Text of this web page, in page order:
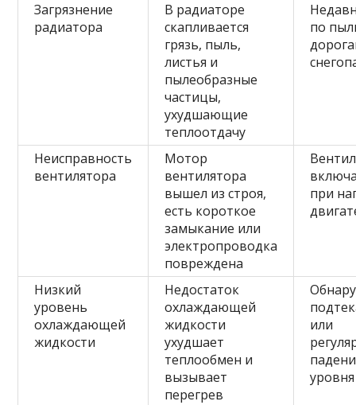
Загрязнение
радиатора
В радиаторе
скапливается
грязь, пыль,
листья и
пылеобразные
частицы,
ухудшающие
теплоотдачу
по
Неисправность
вентилятора
Мотор
вентилятора
вышел из строя,
есть короткое
замыкание или
электропроводка
повреждена
при
Низкий
уровень
охлаждающей
жидкости
Недостаток
охлаждающей
жидкости
ухудшает
теплообмен и
вызывает
перегрев
или
уровня